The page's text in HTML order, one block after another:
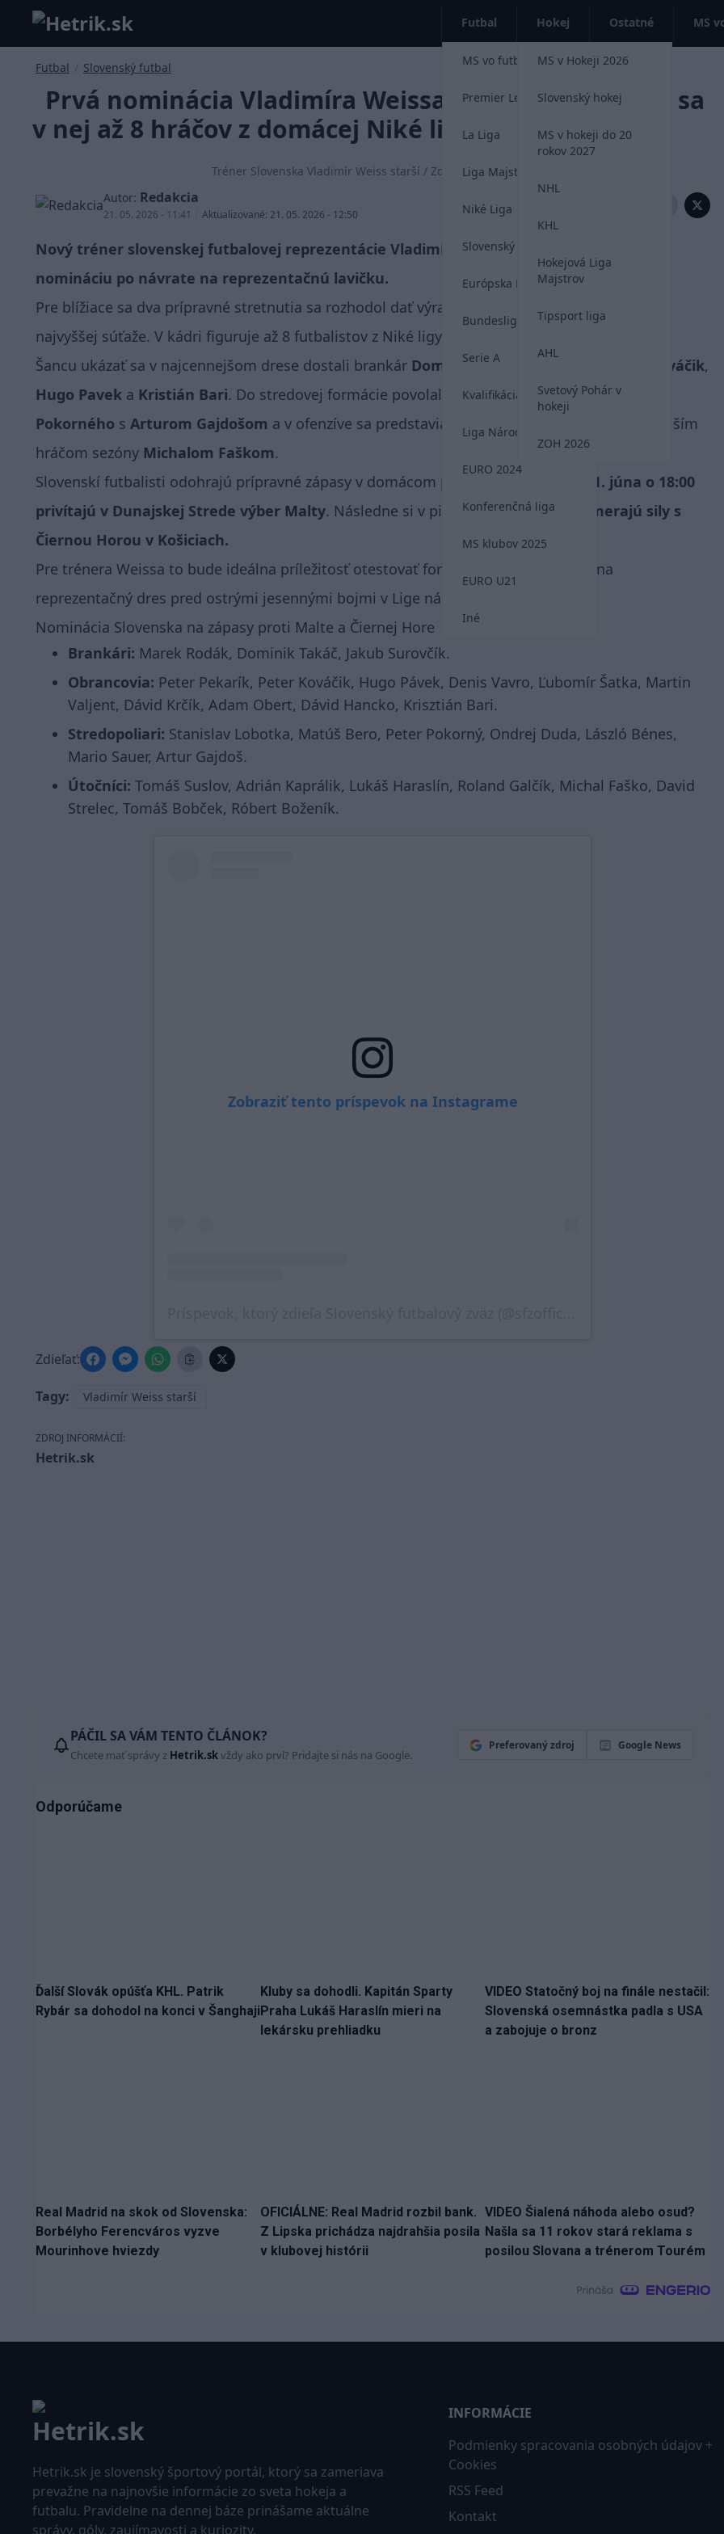
Futbal
MS vo futbale 2026
Premier League
La Liga
Liga Majstrov
Niké Liga
Slovenský futbal
Európska Liga
Bundesliga
Serie A
Kvalifikácia MS 2026
Liga Národov
EURO 2024
Konferenčná liga
MS klubov 2025
EURO U21
Iné
Hokej
MS v Hokeji 2026
Slovenský hokej
MS v hokeji do 20
rokov 2027
NHL
KHL
Hokejová Liga
Majstrov
Tipsport liga
AHL
Svetový Pohár v
hokeji
ZOH 2026
Ostatné MS
Futbal / Slovenský futbal
Prvá nominácia Vladimíra Weissa je vonku. Objavilo sa
v nej až 8 hráčov z domácej Niké ligy
Tréner Slovenska Vladimír Weiss starší / Zdroj: Futbalnet TV
Autor: Redakcia
21. 05. 2026 - 11:41 Aktualizované: 21. 05. 2026 - 12:50
Zdieľať:
Nový tréner slovenskej futbalovej reprezentácie Vladimír Weiss starší odhalil svoju prvú
nomináciu po návrate na reprezentačnú lavičku.
Pre blížiace sa dva prípravné stretnutia sa rozhodol dať výrazný priestor aj hráčom z domácej
najvyššej súťaže. V kádri figuruje až 8 futbalistov z Niké ligy.
Šancu ukázať sa v najcennejšom drese dostali brankár Dominik Takáč Peter Kováčik,
Hugo Pavek a Kristián Bari. Do stredovej formácie povolal skúsený kormidelníkPetra
Pokorného s Arturom Gajdošom a v ofenzíve sa predstavia Roland Galčík
spoločne s najlepším
hráčom sezóny Michalom Faškom.
Slovenskí futbalisti odohrajú prípravné zápasy v domácom prostredí. V pondelok
1. júna o 18:00
privítajú v Dunajskej Strede výber Malty. Následne si v piatok5. júna o 18:30 zmerajú sily s
Čiernou Horou v Košiciach.
Pre trénera Weissa to bude ideálna príležitosť otestovať formu viacerých adeptov na
reprezentačný dres pred ostrými jesennými bojmi v Lige národov.
Nominácia Slovenska na zápasy proti Malte a Čiernej Hore
Brankári: Marek Rodák, Dominik Takáč, Jakub Surovčík.
Obrancovia: Peter Pekarík, Peter Kováčik, Hugo Pávek, Denis Vavro, Ľubomír Šatka, Martin
Valjent, Dávid Krčík, Adam Obert, Dávid Hancko, Krisztián Bari.
Stredopoliari: Stanislav Lobotka, Matúš Bero, Peter Pokorný, Ondrej Duda, László Bénes,
Mario Sauer, Artur Gajdoš.
Útočníci: Tomáš Suslov, Adrián Kaprálik, Lukáš Haraslín, Roland Galčík, Michal Faško, David
Strelec, Tomáš Bobček, Róbert Boženík.
Zobraziť tento príspevok na Instagrame
Zdieľať:
Tagy: Vladimír Weiss starší
ZDROJ INFORMÁCIÍ:
Hetrik.sk
PÁČIL SA VÁM TENTO ČLÁNOK?
Chcete mať správy z Hetrik.skvždy ako prví? Pridajte si nás na Google.
Preferovaný zdroj Google News
Odporúčame
Ďalší Slovák opúšťa KHL. Patrik
Rybár sa dohodol na konci v Šanghaji
Kluby sa dohodli. Kapitán Sparty
Praha Lukáš Haraslín mieri na
lekársku prehliadku
VIDEO Statočný boj na finále nestačil:
Slovenská osemnástka padla s USA
a zabojuje o bronz
Real Madrid na skok od Slovenska:
Borbélyho Ferencváros vyzve
Mourinhove hviezdy
OFICIÁLNE: Real Madrid rozbil bank.
Z Lipska prichádza najdrahšia posila
v klubovej histórii
VIDEO Šialená náhoda alebo osud?
Našla sa 11 rokov stará reklama s
posilou Slovana a trénerom Tourém
Hetrik.sk je slovenský športový portál, ktorý sa zameriava
prevažne na najnovšie informácie zo sveta hokeja a
futbalu. Pravidelne na dennej báze prinášame aktuálne
správy, góly, zaujímavosti a kuriozity.
INFORMÁCIE
Podmienky spracovania osobných údajov +
Cookies
RSS Feed
Kontakt